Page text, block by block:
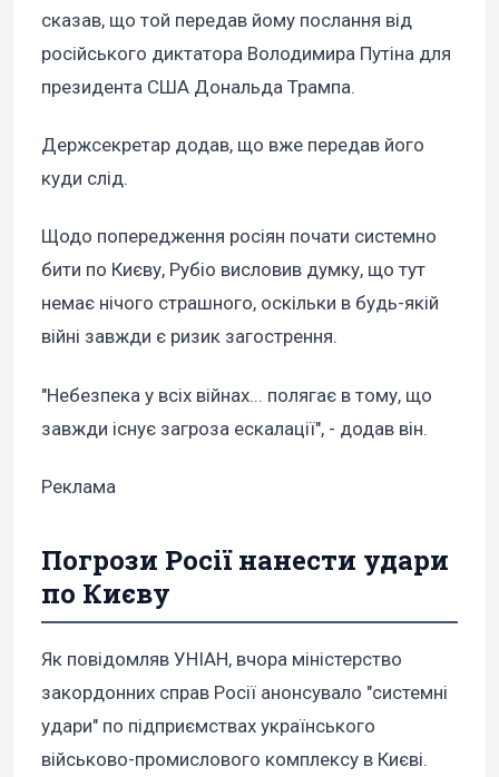
сказав, що той передав йому послання від
російського диктатора Володимира Путіна для
президента США Дональда Трампа.
Держсекретар додав, що вже передав його
куди слід.
Щодо попередження росіян почати системно
бити по Києву, Рубіо висловив думку, що тут
немає нічого страшного, оскільки в будь-якій
війні завжди є ризик загострення.
"Небезпека у всіх війнах... полягає в тому, що
завжди існує загроза ескалації", - додав він.
Реклама
Погрози Росії нанести удари
по Києву
Як повідомляв УНІАН, вчора міністерство
закордонних справ Росії анонсувало "системні
удари" по підприємствах українського
військово-промислового комплексу в Києві.